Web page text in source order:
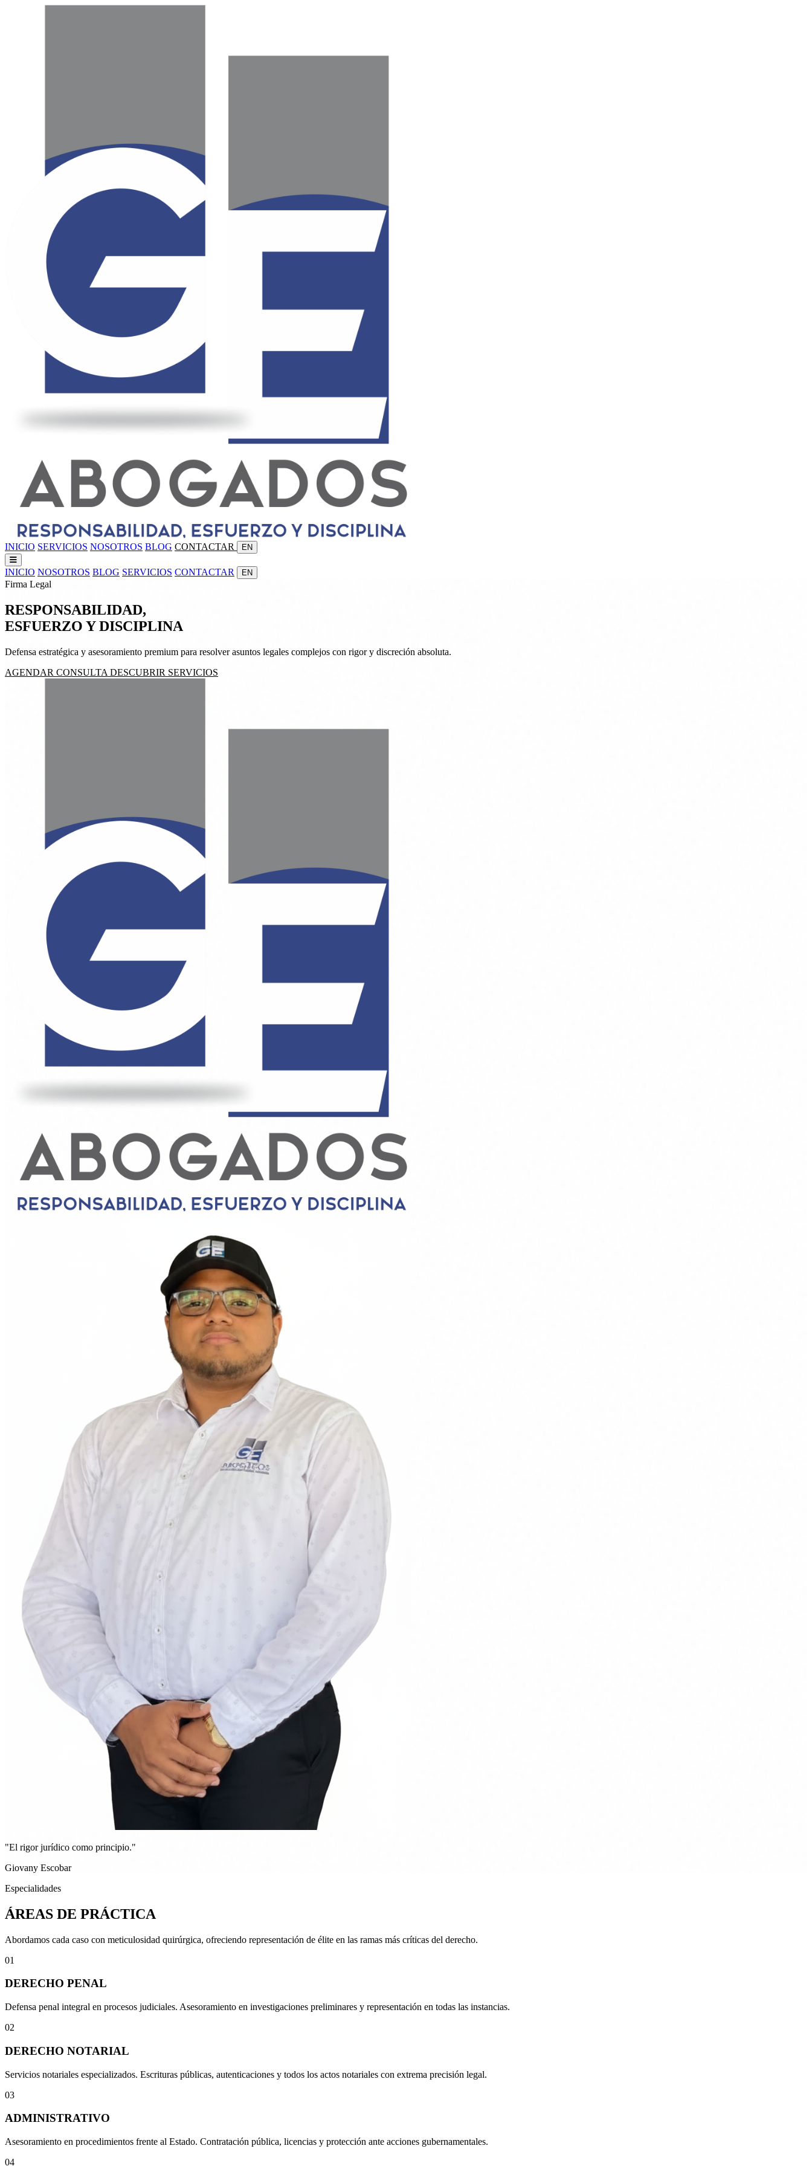
INICIO SERVICIOS NOSOTROS BLOG CONTACTAR EN
INICIO NOSOTROS BLOG SERVICIOS CONTACTAR EN
Firma Legal
RESPONSABILIDAD,
ESFUERZO YDISCIPLINA
Defensa estratégica y asesoramiento premium para resolver asuntos legales complejos con rigor y discreción absoluta.
AGENDAR CONSULTA DESCUBRIR SERVICIOS
"El rigor jurídico como principio."
Giovany Escobar
Especialidades
ÁREAS DE PRÁCTICA
Abordamos cada caso con meticulosidad quirúrgica, ofreciendo representación de élite en las ramas más críticas del derecho.
01
DERECHO PENAL
Defensa penal integral en procesos judiciales. Asesoramiento en investigaciones preliminares y representación en todas las instancias.
02
DERECHO NOTARIAL
Servicios notariales especializados. Escrituras públicas, autenticaciones y todos los actos notariales con extrema precisión legal.
03
ADMINISTRATIVO
Asesoramiento en procedimientos frente al Estado. Contratación pública, licencias y protección ante acciones gubernamentales.
04